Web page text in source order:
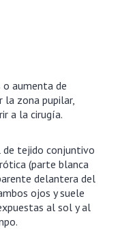
aumenta de
zona pupilar,
a la cirugía.
de tejido conjuntivo
(parte blanca
delantera del
ojos y suele
al sol y al